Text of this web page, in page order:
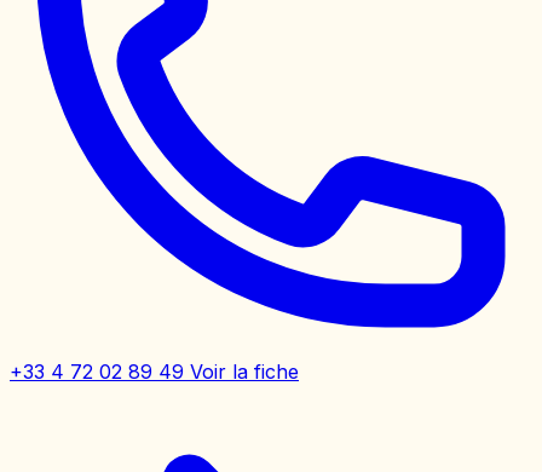
+33 4 72 02 89 49 Voir la fiche